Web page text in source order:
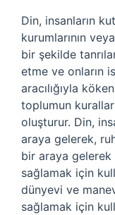
Din, insanların
kurumlarının
bir şekilde
etme ve onların
aracılığıyla
toplumun
oluşturur. Din,
araya gelerek,
bir araya gelerek
sağlamak için
dünyevi ve
sağlamak için